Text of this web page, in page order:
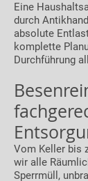
Eine
durch
absolute
komplette
Durchführung
Vom Keller bis
wir alle
Sperrmüll,